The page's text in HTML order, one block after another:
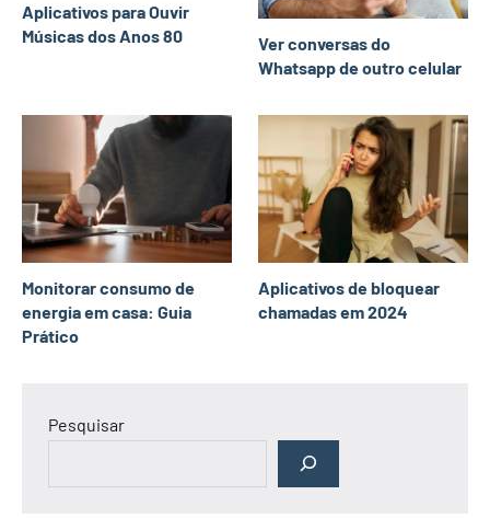
Aplicativos para Ouvir
Músicas dos Anos 80
Ver conversas do
Whatsapp de outro celular
Monitorar consumo de
energia em casa: Guia
Prático
Aplicativos de bloquear
chamadas em 2024
Pesquisar